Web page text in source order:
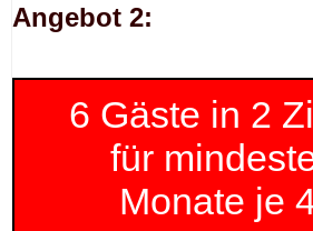
Angebot 2:
6 Gäste in 2
für
Monate je